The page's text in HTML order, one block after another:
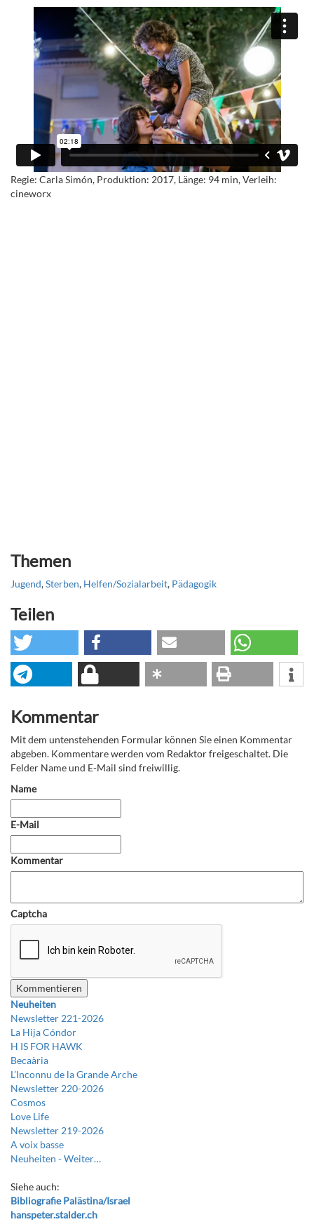
Regie: Carla Simón, Produktion: 2017, Länge: 94 min, Verleih:
cineworx
Themen
Jugend,Sterben, Helfen/Sozialarbeit, Pädagogik
Teilen
Kommentar
Mit dem untenstehenden Formular können Sie einen Kommentar
abgeben. Kommentare werden vom Redaktor freigeschaltet. Die
Felder Name und E-Mail sind freiwillig.
Name
E-Mail
Kommentar
Captcha
Neuheiten
Newsletter 221-2026
La Hija Cóndor
H IS FOR HAWK
Becaària
L’Inconnu de la Grande Arche
Newsletter 220-2026
Cosmos
Love Life
Newsletter 219-2026
A voix basse
Neuheiten -Weiter…
Siehe auch:
Bibliografie Palästina/Israel
hanspeter.stalder.ch